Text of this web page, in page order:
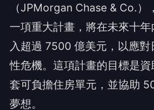
（JPMorgan Chase & Co.）
一項重大計畫，將在未來十
入超過 7500 億美元，以應
性危機。這項計畫的目標是
套可負擔住房單元，並協助
夢想。